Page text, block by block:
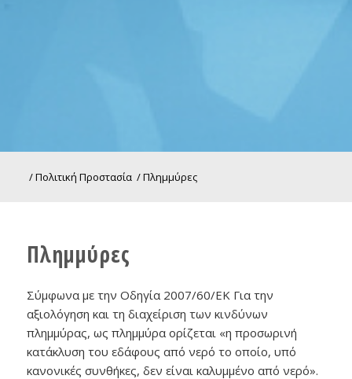
/Πολιτική Προστασία /Πλημμύρες
Πλημμύρες
Σύμφωνα με την Οδηγία 2007/60/ΕΚ Για την
αξιολόγηση και τη διαχείριση των κινδύνων
πλημμύρας, ως πλημμύρα ορίζεται «η προσωρινή
κατάκλυση του εδάφους από νερό το οποίο, υπό
κανονικές συνθήκες, δεν είναι καλυμμένο από νερό».